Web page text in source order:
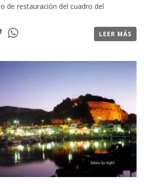
de restauración del cuadro del
LEER MÁS